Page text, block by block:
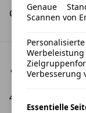
CO2-Klasse:
40549, Düsseldorf
Genaue
Scannen von
Verbesserung
Essentielle